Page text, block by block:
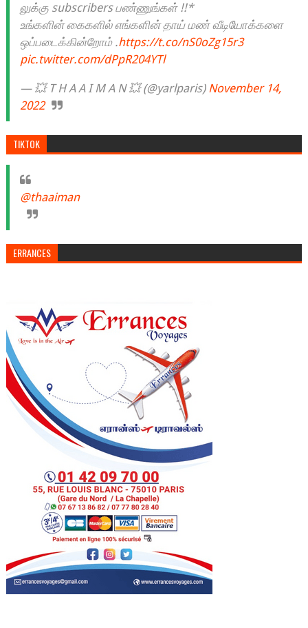
லுக்கு subscribers பண்ணுங்கள் !!*
உங்களின் கைகளில் எங்களின் தாய் மண் வீடியோக்களை
ஒப்படைக்கின்றோம் .https://t.co/nS0oZg15r3
pic.twitter.com/dPpR204YTl
— 💥 T H A A I M A N 💥 (@yarlparis) November 14,
2022
TIKTOK
@thaaiman
ERRANCES